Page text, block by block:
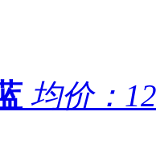
均价：